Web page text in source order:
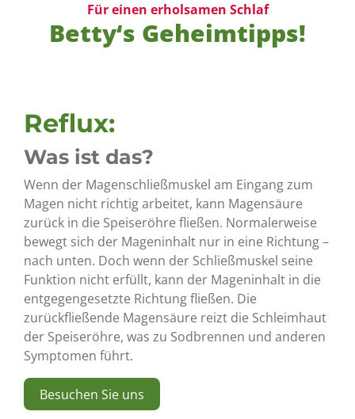
Für einen erholsamen Schlaf
Betty‘s Geheimtipps!
Reflux:
Was ist das?
Wenn der Magenschließmuskel am Eingang zum
Magen nicht richtig arbeitet, kann Magensäure
zurück in die Speiseröhre fließen. Normalerweise
bewegt sich der Mageninhalt nur in eine Richtung –
nach unten. Doch wenn der Schließmuskel seine
Funktion nicht erfüllt, kann der Mageninhalt in die
entgegengesetzte Richtung fließen. Die
zurückfließende Magensäure reizt die Schleimhaut
der Speiseröhre, was zu Sodbrennen und anderen
Symptomen führt.
Besuchen Sie uns